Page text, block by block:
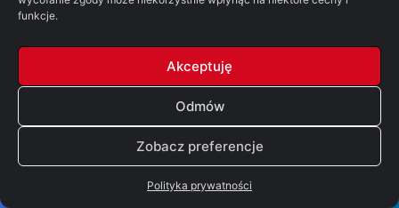
funkcje.
Akceptuję
Odmów
Zobacz preferencje
Polityka prywatności
teraz, sami widzimy...
smoka, sezon 3, odcinek 7 – „Smok w
zimie” [SPOILERY]
05/08/2026
Ehhhh Alicja z pierwszego sezonu to była
jedna z moich ulubi...